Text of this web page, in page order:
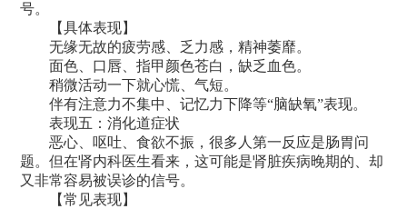
号。
【具体表现】
无缘无故的疲劳感、乏力感，精神萎靡。
面色、口唇、指甲颜色苍白，缺乏血色。
稍微活动一下就心慌、气短。
伴有注意力不集中、记忆力下降等“脑缺氧”表现。
表现五：消化道症状
恶心、呕吐、食欲不振，很多人第一反应是肠胃问
题。但在肾内科医生看来，这可能是肾脏疾病晚期的、却
又非常容易被误诊的信号。
【常见表现】